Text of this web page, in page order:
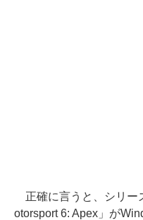
正確に言うと、シリー
otorsport 6: Apex」が